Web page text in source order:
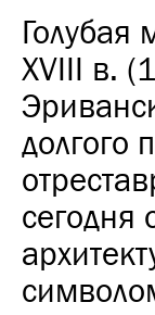
Голубая
XVIII в.
долгого
сегодня